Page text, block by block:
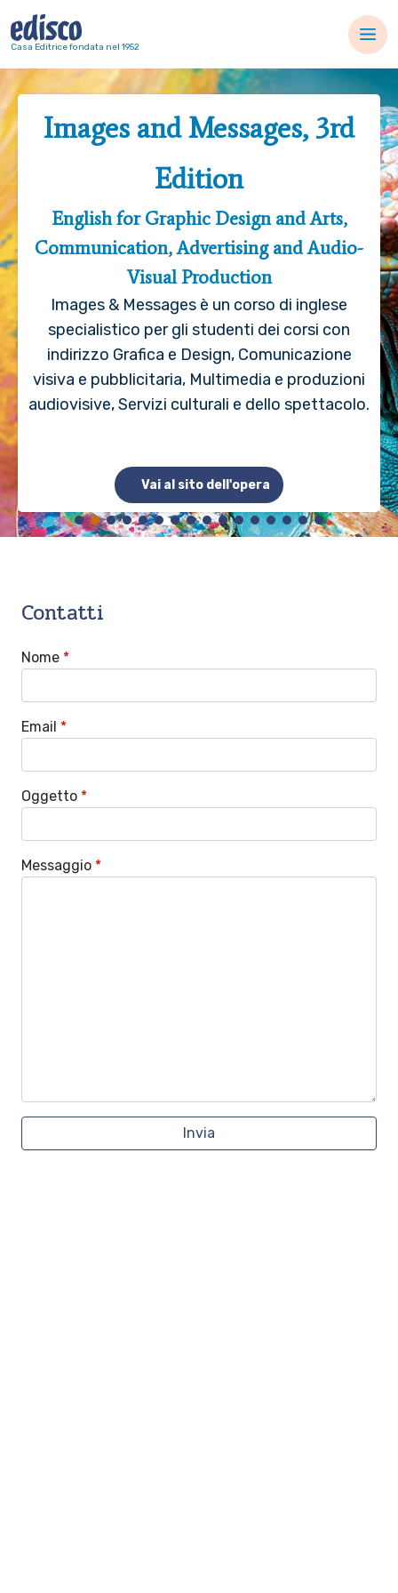
Navigazione principale
Casa Editrice fondata nel 1952
Images and Messages, 3rd
Edition
English for Graphic Design and Arts,
Communication, Advertising and Audio-
Visual Production
Images & Messages è un corso di inglese
specialistico per gli studenti dei corsi con
indirizzo Grafica e Design, Comunicazione
visiva e pubblicitaria, Multimedia e produzioni
audiovisive, Servizi culturali e dello spettacolo.
Vai al sito dell'opera
Contatti
Nome *
Email *
Oggetto *
Messaggio *